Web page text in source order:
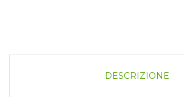
DESCRIZIONE